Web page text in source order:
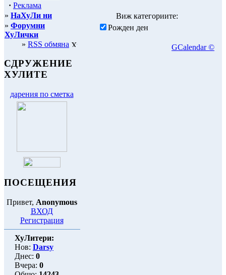
· Реклама
» НаХуЛи ни
» Форумни
ХуЛички
» RSS обмяна
СДРУЖЕНИЕ
ХУЛИТЕ
дарения по сметка
ПОСЕЩЕНИЯ
Привет, Anonymous
ВХОД
Регистрация
ХуЛитери:
Нов: Darsy
Днес: 0
Вчера: 0
Виж категориите:
Рожден ден
GCalendar ©